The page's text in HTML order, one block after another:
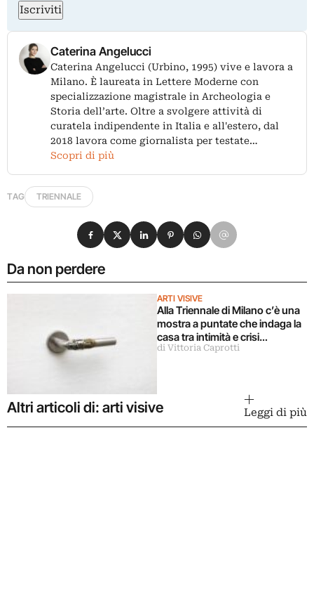
Iscriviti
Caterina Angelucci
Caterina Angelucci (Urbino, 1995) vive e lavora a
Milano. È laureata in Lettere Moderne con
specializzazione magistrale in Archeologia e
Storia dell’arte. Oltre a svolgere attività di
curatela indipendente in Italia e all'estero, dal
2018 lavora come giornalista per testate…
Scopri di più
TAG TRIENNALE
Da non perdere
ARTI VISIVE
Alla Triennale di Milano c’è una
mostra a puntate che indaga la
casa tra intimità e crisi
immobiliare
di Vittoria Caprotti
Condividi su Facebook
Condividi su X
Condividi su LinkedIn
Condividi su Pinterest
Condividi su WhatsApp
Condividi su Email
Altri articoli di: arti visive Leggi di più